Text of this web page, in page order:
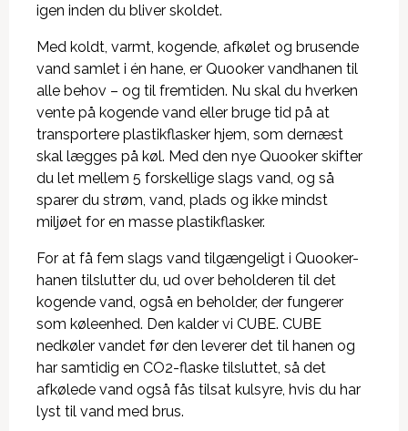
igen inden du bliver skoldet.
Med koldt, varmt, kogende, afkølet og brusende
vand samlet i én hane, er Quooker vandhanen til
alle behov – og til fremtiden. Nu skal du hverken
vente på kogende vand eller bruge tid på at
transportere plastikflasker hjem, som dernæst
skal lægges på køl. Med den nye Quooker skifter
du let mellem 5 forskellige slags vand, og så
sparer du strøm, vand, plads og ikke mindst
miljøet for en masse plastikflasker.
For at få fem slags vand tilgængeligt i Quooker-
hanen tilslutter du, ud over beholderen til det
kogende vand, også en beholder, der fungerer
som køleenhed. Den kalder vi CUBE. CUBE
nedkøler vandet før den leverer det til hanen og
har samtidig en CO2-flaske tilsluttet, så det
afkølede vand også fås tilsat kulsyre, hvis du har
lyst til vand med brus.